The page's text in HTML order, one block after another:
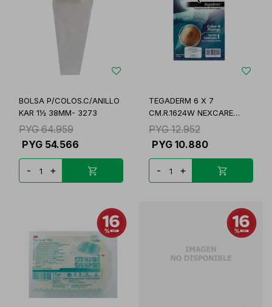
BOLSA P/COLOS.C/ANILLO
KAR 1½ 38MM- 3273
PYG 64.959
PYG 54.566
- +
TEGADERM 6 X 7
CM.R.1624W NEXCARE
UNID.
PYG 12.952
PYG 10.880
- +